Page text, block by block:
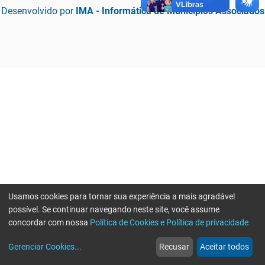
Desenvolvido por IMA - Informática de Municípios Associados
web
Notícias
more_horiz
Mais
Usamos cookies para tornar sua experiência a mais agradável
possível. Se continuar navegando neste site, você assume
concordar com nossa Política de Cookies e Política de privacidade
Gerenciar Cookies... Recusar Aceitar todos
Erro ao enviar informações, por favor tente novamente